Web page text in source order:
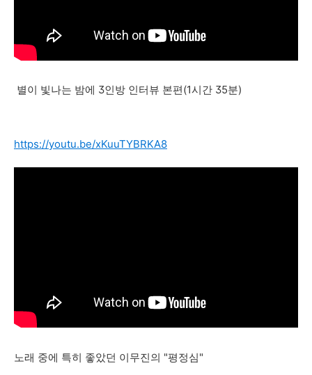
별이 빛나는 밤에 3인방 인터뷰 본편(1시간 35분)
https://youtu.be/xKuuTYBRKA8
노래 중에 특히 좋았던 이무진의 "평정심"